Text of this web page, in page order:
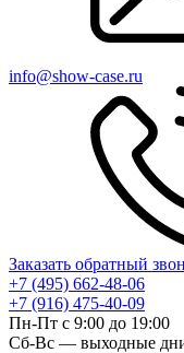
info@show-case.ru
Заказать обратный
+7 (495) 662-48-06
+7 (916) 475-40-09
Пн-Пт с 9:00 до 19:00
Сб-Вс — выходные